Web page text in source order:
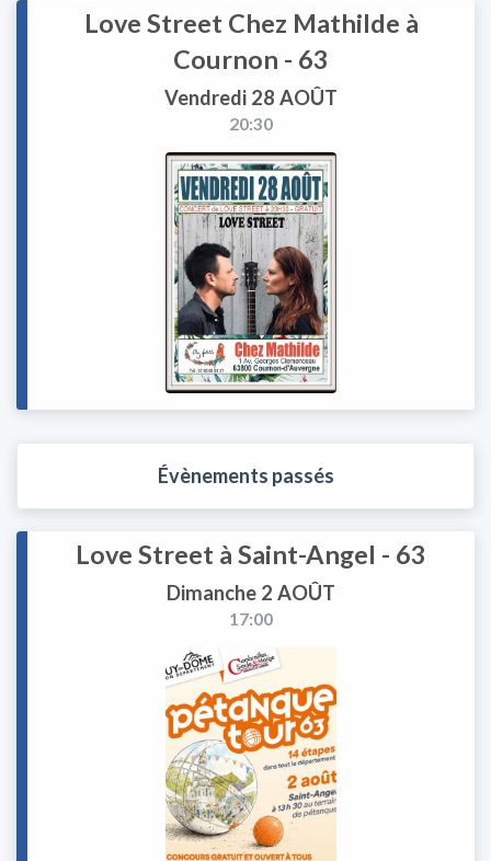
Love Street Chez Mathilde à
Cournon - 63
Vendredi 28 AOÛT
20:30
Évènements passés
Love Street à Saint-Angel - 63
Dimanche 2 AOÛT
17:00